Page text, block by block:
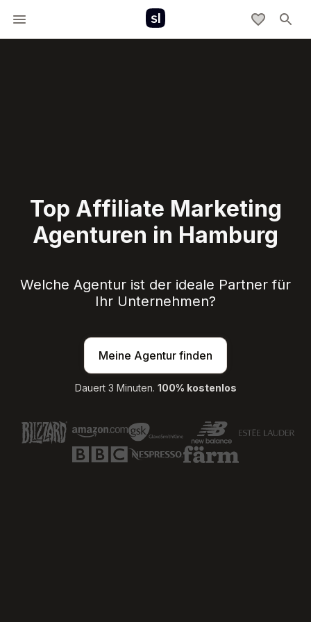
Top Affiliate Marketing
Agenturen in Hamburg
Welche Agentur ist der ideale Partner für
Ihr Unternehmen?
Meine Agentur finden
Dauert 3 Minuten. 100% kostenlos